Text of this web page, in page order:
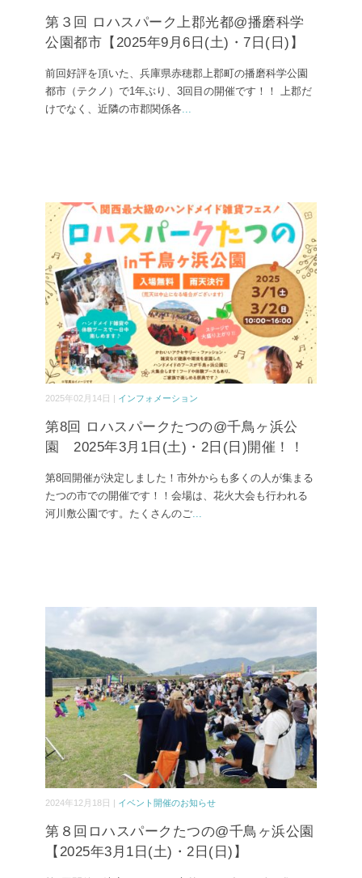
第３回 ロハスパーク上郡光都@播磨科学
公園都市【2025年9月6日(土)・7日(日)】
前回好評を頂いた、兵庫県赤穂郡上郡町の播磨科学公園
都市（テクノ）で1年ぶり、3回目の開催です！！ 上郡だ
けでなく、近隣の市郡関係各...
2025年02月14日 | インフォメーション
第8回 ロハスパークたつの@千鳥ヶ浜公
園 2025年3月1日(土)・2日(日)開催！！
第8回開催が決定しました！市外からも多くの人が集まる
たつの市での開催です！！会場は、花火大会も行われる
河川敷公園です。たくさんのご...
2024年12月18日 | イベント開催のお知らせ
第８回ロハスパークたつの@千鳥ヶ浜公園
【2025年3月1日(土)・2日(日)】